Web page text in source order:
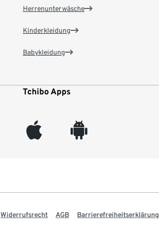
Herrenunterwäsche
Kinderkleidung
Babykleidung
Tchibo Apps
appleinc android
Widerrufsrecht AGB Barrierefreiheitserklärung